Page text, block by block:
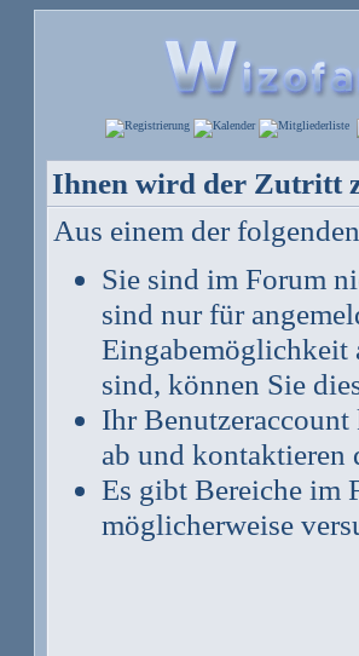
Ihnen wird der Zutritt
Aus einem der
Sie sind im Forum
sind nur für
Eingabemöglichkeit
sind, können Sie
Ihr
ab und kontaktieren
Es gibt Bereiche im
möglicherweise